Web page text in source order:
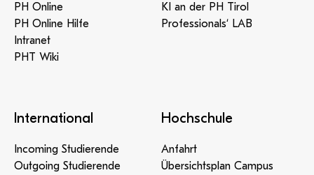
PH Online
PH Online Hilfe
Intranet
PHT Wiki
KI an der PH Tirol
Professionals‘ LAB
International
Incoming Studierende
Outgoing Studierende
Hochschule
Anfahrt
Übersichtsplan Campus